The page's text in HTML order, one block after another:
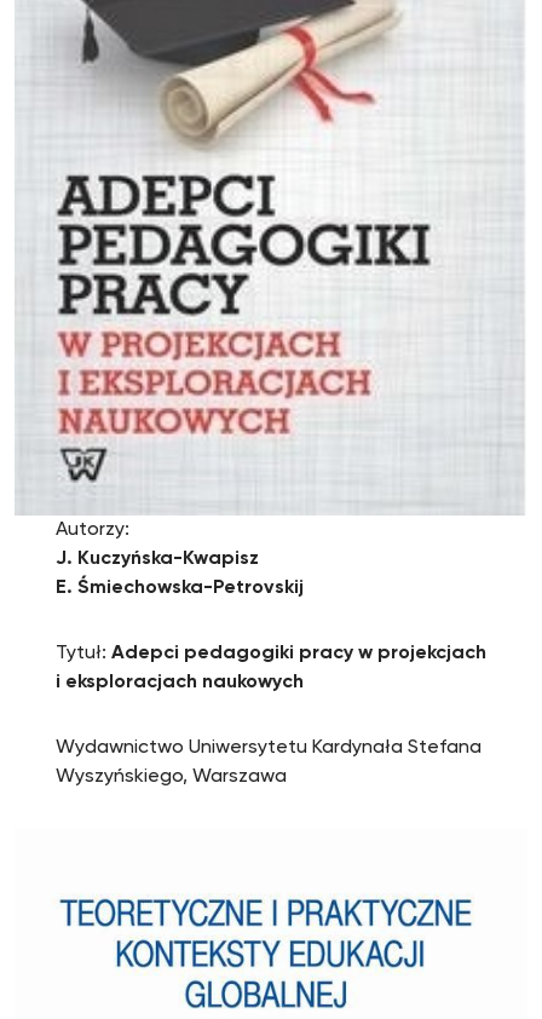
Autorzy:
J. Kuczyńska-Kwapisz
E. Śmiechowska-Petrovskij
Tytuł: Adepci pedagogiki pracy w projekcjach
i eksploracjach naukowych
Wydawnictwo Uniwersytetu Kardynała Stefana
Wyszyńskiego, Warszawa